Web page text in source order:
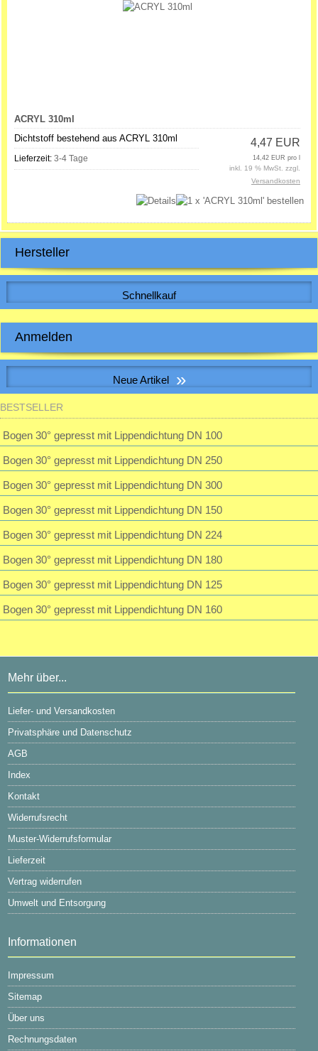
ACRYL 310ml
Dichtstoff bestehend aus ACRYL 310ml
Lieferzeit: 3-4 Tage
4,47 EUR
14,42 EUR pro l
inkl. 19 % MwSt. zzgl.
Versandkosten
Hersteller
Schnellkauf
Anmelden
E-Mail-Adresse:
Passwort:
Passwort vergessen?
Neue Artikel »
Muffe f. Erdwärmetauscherrohr inkl. 2 Dichtungen
inkl. 19 % MwSt. zzgl.
BESTSELLER
Bogen 30° gepresst mit Lippendichtung DN 100
Bogen 30° gepresst mit Lippendichtung DN 250
Bogen 30° gepresst mit Lippendichtung DN 300
Bogen 30° gepresst mit Lippendichtung DN 150
Bogen 30° gepresst mit Lippendichtung DN 224
Bogen 30° gepresst mit Lippendichtung DN 180
Bogen 30° gepresst mit Lippendichtung DN 125
Bogen 30° gepresst mit Lippendichtung DN 160
Mehr über...
Liefer- und Versandkosten
Privatsphäre und Datenschutz
AGB
Index
Kontakt
Widerrufsrecht
Muster-Widerrufsformular
Lieferzeit
Vertrag widerrufen
Umwelt und Entsorgung
Informationen
Impressum
Sitemap
Über uns
Rechnungsdaten